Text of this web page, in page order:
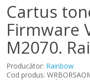
Cartus
Firmware
M2070.
Producător: Rainbow
Cod produs: